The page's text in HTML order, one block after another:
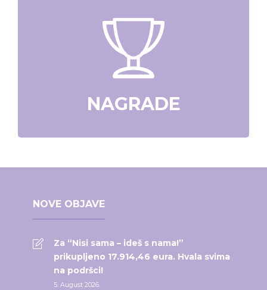
NAGRADE
NOVE OBJAVE
Za “Nisi sama – ideš s nama!”
prikupljeno 17.914,46 eura. Hvala svima
na podršci!
5. August 2026.